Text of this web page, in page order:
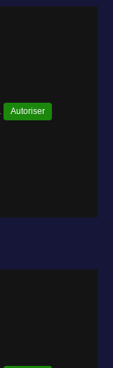
Autoriser